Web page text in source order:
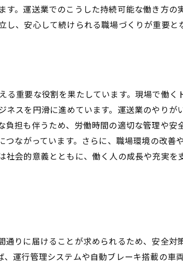
。運送業でのこうした持続可能な働き方の
、安心して続けられる職場づくりが重要と
重要な役割を果たしています。現場で働く
スを円滑に進めています。運送業のやりが
担も伴うため、労働時間の適切な管理や安
ながっています。さらに、職場環境の改善
会的意義とともに、働く人の成長や充実を
りに届けることが求められるため、安全対
運行管理システムや自動ブレーキ搭載の車